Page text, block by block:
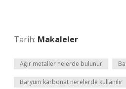
Tarih: Makaleler
Ağır metaller nelerde bulunur
Baryum karbonat nerelerde kullanılır